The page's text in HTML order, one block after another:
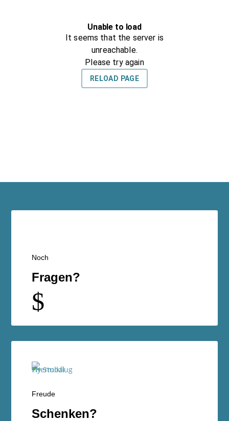
Noch
Fragen?
$
Freude
Schenken?